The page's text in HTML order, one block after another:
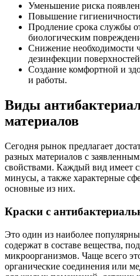
Уменьшение риска
Повышение
Продление срока службы
биологическим
Снижение необходимости
дезинфекции
Создание комфортной и
и работы.
Виды
материалов
Сегодня рынок предлагает
разных материалов с
свойствами. Каждый вид имеет
минусы, а также характерные
основные из них.
Краски с
Это один из наиболее
содержат в составе вещества,
микроорганизмов. Чаще всего
органические соединения или